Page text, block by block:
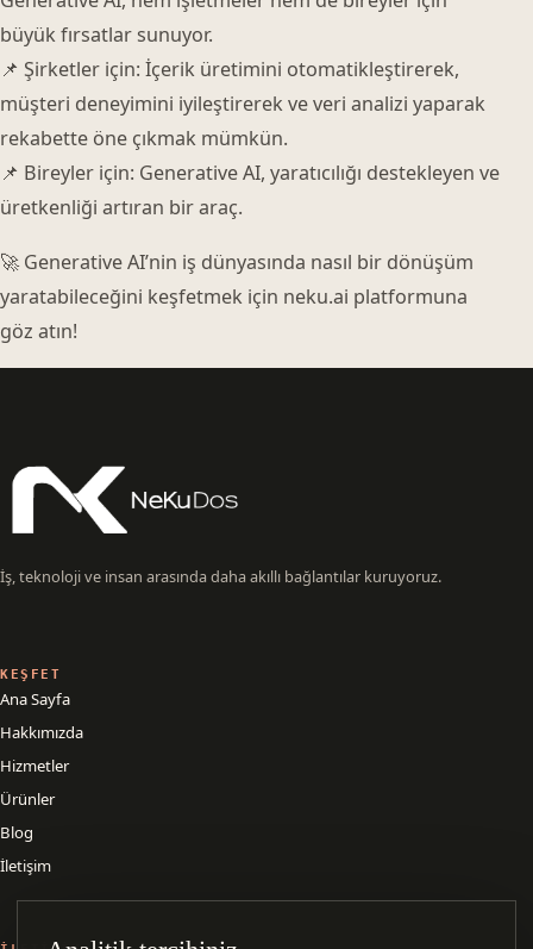
büyük fırsatlar sunuyor.
📌 Şirketler için: İçerik üretimini otomatikleştirerek,
müşteri deneyimini iyileştirerek ve veri analizi yaparak
rekabette öne çıkmak mümkün.
📌 Bireyler için: Generative AI, yaratıcılığı destekleyen ve
üretkenliği artıran bir araç.
🚀 Generative AI’nin iş dünyasında nasıl bir dönüşüm
yaratabileceğini keşfetmek için neku.ai platformuna
göz atın!
İş, teknoloji ve insan arasında daha akıllı bağlantılar kuruyoruz.
KEŞFET
Ana Sayfa
Hakkımızda
Hizmetler
Ürünler
Blog
İletişim